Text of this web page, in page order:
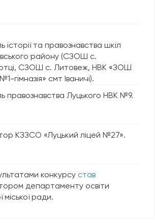
історії та правознавства шкіл
району (СЗОШ с.
СЗОШ с. Литовеж, НВК «ЗОШ
№1-гімназія» смт Іваничі).
правознавства Луцького НВК №9.
КЗЗСО «Луцький ліцей №27».
конкурсу став
департаменту освіти
міської ради.